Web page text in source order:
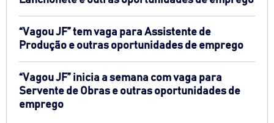
“Vagou JF” tem vaga para Assistente de
Produção e outras oportunidades de emprego
“Vagou JF” inicia a semana com vaga para
Servente de Obras e outras oportunidades de
emprego